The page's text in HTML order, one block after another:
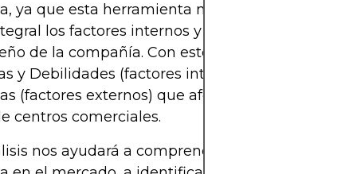
ya que esta herramienta nos permite
los factores internos y externos que
de la compañía. Con este enfoque,
y Debilidades (factores internos) y las
(factores externos) que afectan su posición en
centros comerciales.
nos ayudará a comprender cómo se